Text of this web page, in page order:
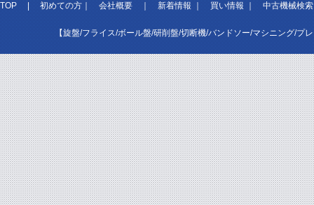
TOP|初めての方｜会社概要｜新着情報｜買い情報｜中古機械検索
【旋盤/フライス/ボール盤/研削盤/切断機/バンドソー/マシニング/プ